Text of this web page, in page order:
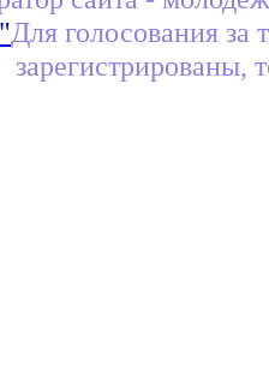
Для голосования за
зарегистрированы,